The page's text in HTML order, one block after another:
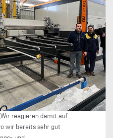
reagieren damit auf
wir bereits sehr gut